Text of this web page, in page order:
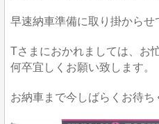
早速納車準備に取り掛からせ
Tさまにおかれましては、お
何卒宜しくお願い致します。
お納車まで今しばらくお待ち